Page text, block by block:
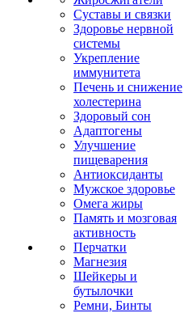
Суставы и связки
Здоровье нервной
системы
Укрепление
иммунитета
Печень и снижение
холестерина
Здоровый сон
Адаптогены
Улучшение
пищеварения
Антиоксиданты
Мужское здоровье
Омега жиры
Память и мозговая
активность
Перчатки
Магнезия
Шейкеры и
бутылочки
Ремни, Бинты